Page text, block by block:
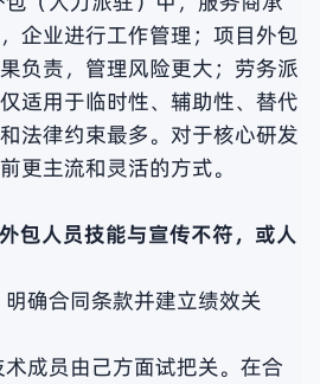
企业进行工作管理；项目外包
负责，管理风险更大；劳务派
适用于临时性、辅助性、替代
法律约束最多。对于核心研发
更主流和灵活的方式。
包人员技能与宣传不符，或人
确合同条款并建立绩效关
成员由己方面试把关。在合